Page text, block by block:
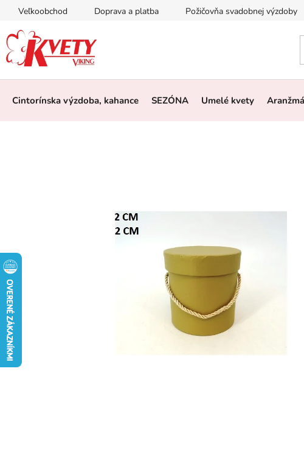
Prejsť
obsah
Veľkoobchod Doprava a platba Požičovňa svadobnej výzdoby
Cintorínska výzdoba, kahance SEZÓNA Umelé kvety